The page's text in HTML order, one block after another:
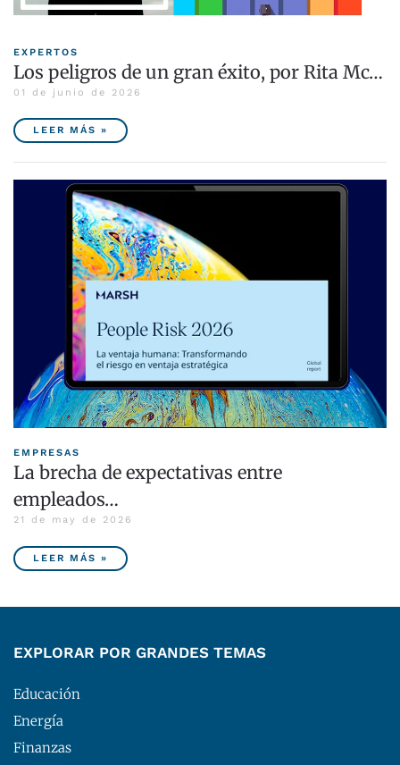
EXPERTOS
Los peligros de un gran éxito, por Rita Mc…
01 de junio de 2026
LEER MÁS »
EMPRESAS
La brecha de expectativas entre
empleados…
21 de may de 2026
LEER MÁS »
EXPLORAR POR GRANDES TEMAS
Educación
Energía
Finanzas